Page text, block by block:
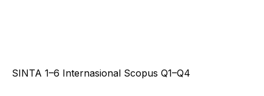
SINTA 1–6 Internasional Scopus Q1–Q4